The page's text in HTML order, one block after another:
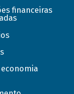
financeiras
economia